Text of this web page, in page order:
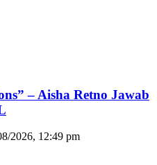
– Aisha Retno Jawab
2026, 12:49 pm